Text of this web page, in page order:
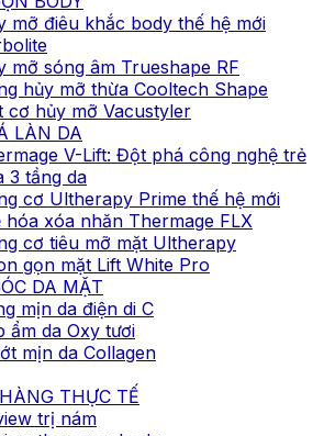
mỡ điêu khắc body thế hệ mới
mỡ sóng âm Trueshape RF
hủy mỡ thừa Cooltech Shape
cơ hủy mỡ Vacustyler
LÀN DA
V-Lift: Đột phá công nghệ trẻ
3 tầng da
cơ Ultherapy Prime thế hệ mới
hóa xóa nhăn Thermage FLX
cơ tiêu mỡ mặt Ultherapy
gọn mặt Lift White Pro
DA MẶT
mịn da điện di C
ẩm da Oxy tươi
mịn da Collagen
THỰC TẾ
trị nám